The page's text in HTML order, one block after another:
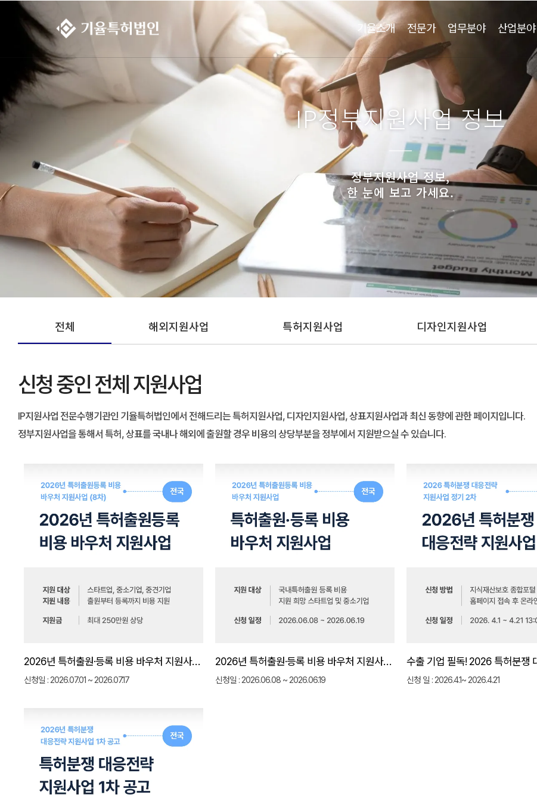
콘텐츠로
기율소개 전문가 업무분야 산업분야
IP정부지원사업 정보
정부지원사업 정보,
한 눈에 보고 가세요.
전체 해외지원사업 특허지원사업 디자인지원사업
신청 중인 전체 지원사업
IP지원사업 전문수행기관인 기율특허법인에서 전해드리는 특허지원사업, 디자인지원사업, 상표지원사업과 최신 동향에 관한 페이지입니다.
정부지원사업을 통해서 특허, 상표를 국내나 해외에 출원할 경우 비용의 상당부분을 정부에서 지원받으실 수 있습니다.
2026년 특허출원·등록 비용 바우처 지원사업(8차) 신청방법 총정리｜지원대상·지원금·제출서류 안내
신청일 : 2026.07.01 ~ 2026.07.17
2026년 특허출원·등록 비용 바우처 지원사업 안내｜지원대상·신청방법 총정리
신청일 : 2026.06.08 ~ 2026.06.19 신청 일 : 2026.4.1~ 2026.4.21